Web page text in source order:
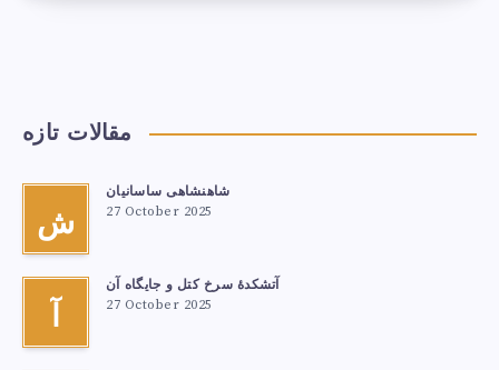
مقالات تازه
ش
شاهنشاهی ساسانیان
27 October 2025
آ
آتشكدهٔ سرخ‌ کتل و جایگاه آن
27 October 2025